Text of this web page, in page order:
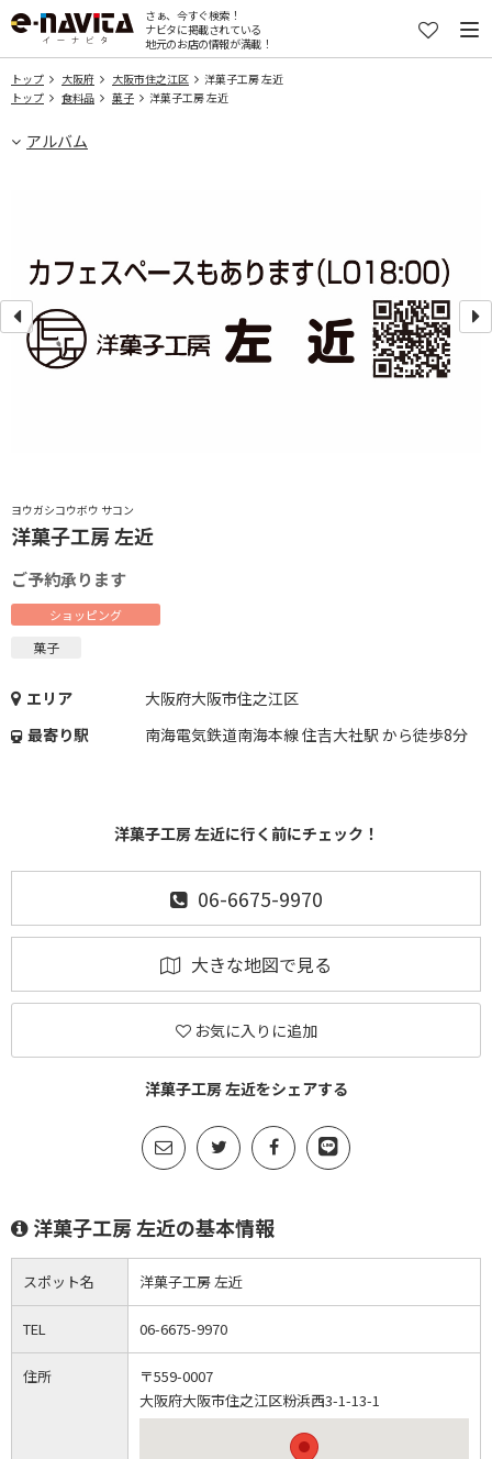
さぁ、今すぐ検索！
ナビタに掲載されている
地元のお店の情報が満載！
トップ 大阪府 大阪市住之江区
洋菓子工房 左近
トップ
食料品 菓子 洋菓子工房 左近
アルバム
ヨウガシコウボウ サコン
洋菓子工房 左近
ご予約承ります
ショッピング
菓子
エリア
大阪府大阪市住之江区
最寄り駅
南海電気鉄道南海本線 住吉大社駅 から徒歩8分
洋菓子工房 左近に行く前にチェック！
06-6675-9970
大きな地図で見る
お気に入りに追加
洋菓子工房 左近をシェアする
洋菓子工房 左近の基本情報
スポット名 洋菓子工房 左近
TEL 06-6675-9970
住所
〒559-0007
大阪府大阪市住之江区粉浜西3-1-13-1